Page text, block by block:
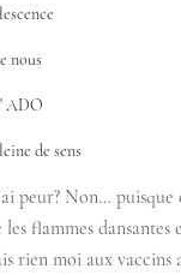
nous
ADO
de sens
peur? Non… puisque
flammes dansantes
rien moi aux vaccins